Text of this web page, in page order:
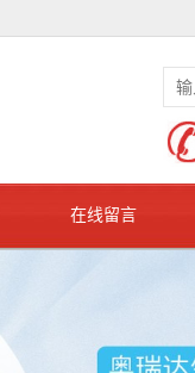
在线留言